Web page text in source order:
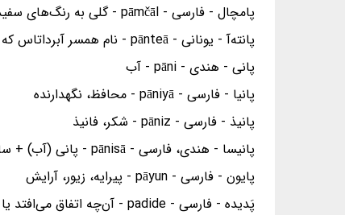
پامچال - فارسی - pāmčāl - گلی به رنگ‌های سفید، صورتی یا نارنجی
پانته‌آ - یونانی - pānteā - نام همسر آبرداتاس که در زمان کورش پادشاه شوش بود.
پانی - هندی - pāni - آب
پانیا - فارسی - pāniyā - محافظ، نگهدارنده
پانیذ - فارسی - pāniz - شکر، فانیذ
پانیسا - هندی، فارسی - pānisā - پانی (آب) + سا (پسوند شباهت)، زیبا مانند آب
پایون - فارسی - pāyun - پیرایه، زیور، آرایش
پَدیده - فارسی - padide - آن‌چه اتفاق می‌افتد یا وجود دارد و می‌توان آن را تجربه کرد، شخص، چیز یا رویداد چشمگیر